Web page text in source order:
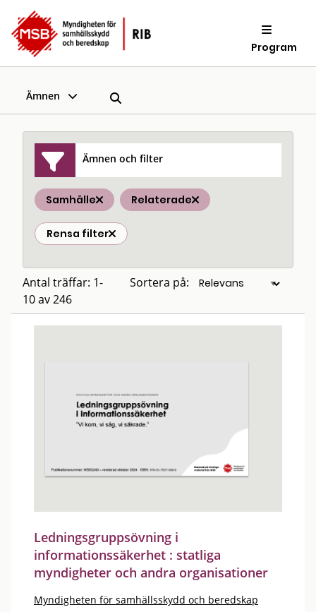
Program
Ämnen
Ämnen och filter
Samhälle Relaterade
Rensa filter
Antal träffar: 1-
10 av 246
Sortera på:
Ledningsgruppsövning i
informationssäkerhet : statliga
myndigheter och andra organisationer
Myndigheten för samhällsskydd och beredskap